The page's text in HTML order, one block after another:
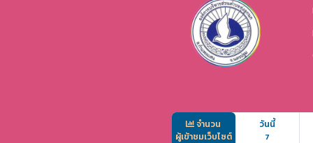
จำนวน
ผู้เข้าชมเว็บไซต์
วันนี้
7